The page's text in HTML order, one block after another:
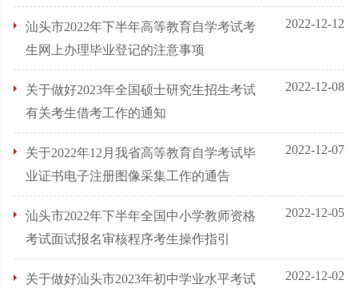
汕头市2022年下半年高等教育自学考试考
生网上办理毕业登记的注意事项
2022-12-12
关于做好2023年全国硕士研究生招生考试
有关考生借考工作的通知
2022-12-08
关于2022年12月我省高等教育自学考试毕
业证书电子注册图像采集工作的通告
2022-12-07
汕头市2022年下半年全国中小学教师资格
考试面试报名审核程序考生操作指引
2022-12-05
关于做好汕头市2023年初中学业水平考试
2022-12-02